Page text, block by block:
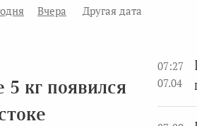
Вчера Другая дата
кг появился
07:27
07.04